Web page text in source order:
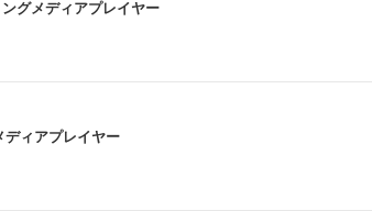
グメディアプレイヤー
ィアプレイヤー